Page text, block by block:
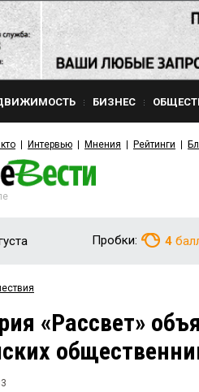
БИЗНЕС
Интервью Мнения Рейтинги
Пробки: 4
«Рассвет»